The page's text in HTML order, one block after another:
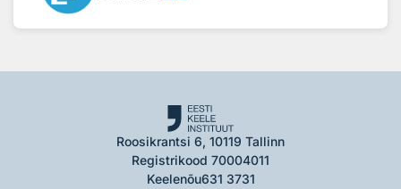
Roosikrantsi 6, 10119 Tallinn
Registrikood 70004011
Keelenõu631 3731